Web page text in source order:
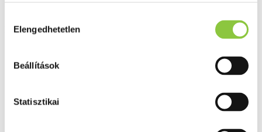
kiválasztása
Elengedhetetlen
Beállítások
Statisztikai
Folyamatos akciók
Ezek is érdekelhetik Önt